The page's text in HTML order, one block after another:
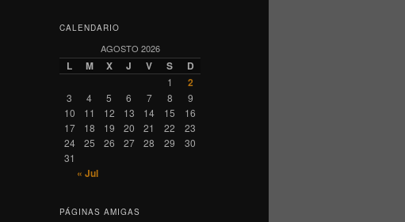
CALENDARIO
AGOSTO 2026
L M X J V S D
1 2
3 4 5 6 7 8
9
10
11 12 13 14 15
16
17
18 19 20 21 22
23
24
25 26 27 28 29
30
31
« Jul
PÁGINAS AMIGAS